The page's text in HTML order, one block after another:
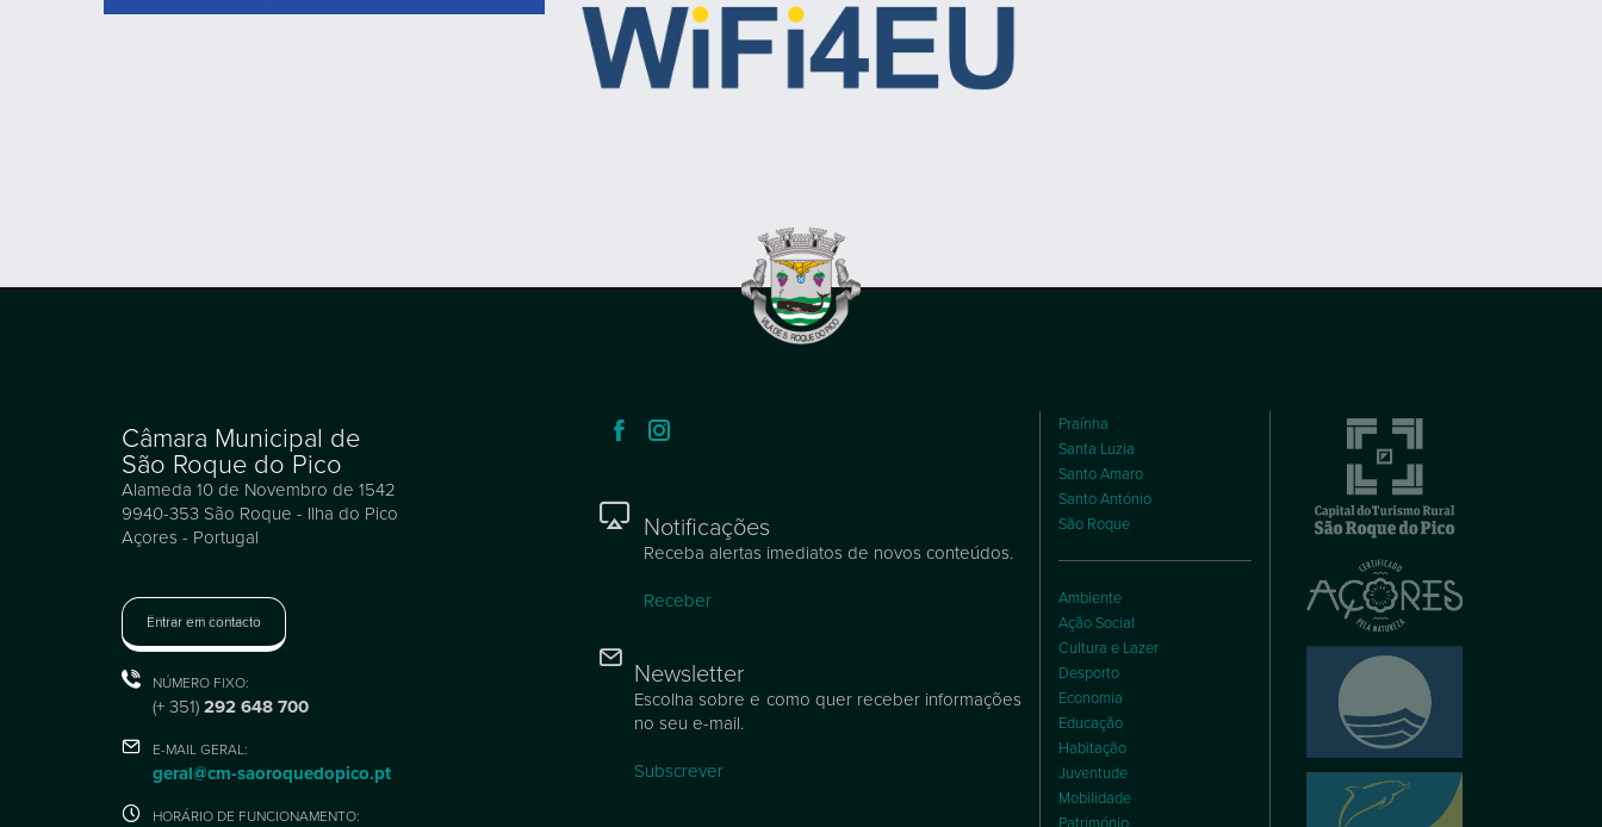
Câmara Municipal de
São Roque do Pico
Alameda 10 de Novembro de 1542
9940-353 São Roque - Ilha do Pico
Açores - Portugal
Entrar em contacto
NÚMERO FIXO:
(+ 351) 292 648 700
E-MAIL GERAL:
geral@cm-saoroquedopico.pt
HORÁRIO DE FUNCIONAMENTO:
Notificações
Receba alertas imediatos de novos conteúdos.
Receber
Newsletter
Escolha sobre e como quer receber informações
no seu e-mail.
Subscrever
Praínha
Santa Luzia
Santo Amaro
Santo António
São Roque
Ambiente
Ação Social
Cultura e Lazer
Desporto
Economia
Educação
Habitação
Juventude
Mobilidade